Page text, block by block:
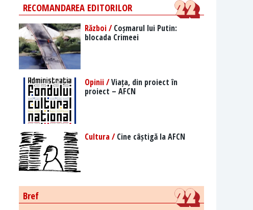
RECOMANDAREA EDITORILOR
Război /Coșmarul lui Putin:
blocada Crimeei
Opinii /Viața, din proiect în
proiect – AFCN
Cultura /Cine câștigă la AFCN
Bref